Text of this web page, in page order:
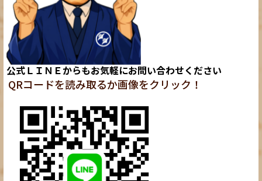
公式ＬＩＮＥからもお気軽にお問い合わせください
QRコードを読み取るか画像をクリック！